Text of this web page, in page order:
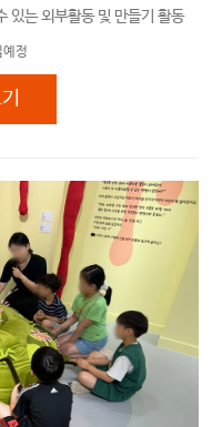
있는 외부활동 및 만들기 활동
예정
동 '패밀리가 떴다'